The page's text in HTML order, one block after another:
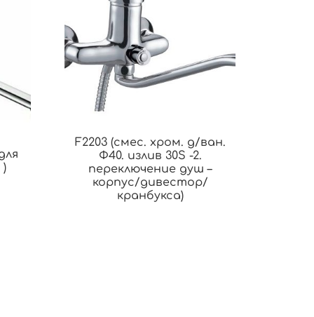
F2203 (смес. хром. д/ван.
Ф40. излив 30S -2.
переключение душ –
корпус/дивестор/
кранбукса)